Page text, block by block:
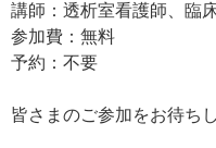
講師：透析室看護師、臨
参加費：無料
予約：不要
皆さまのご参加をお待ち